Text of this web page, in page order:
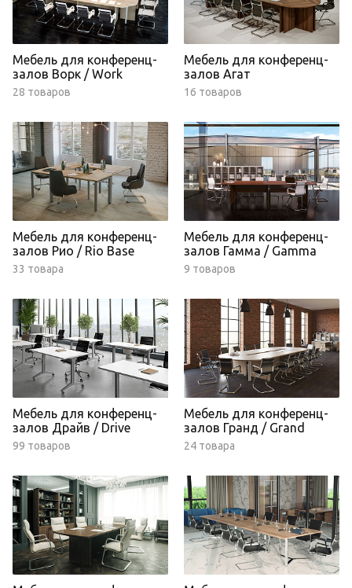
Мебель для конференц-
залов Ворк / Work
28 товаров
Мебель для конференц-
залов Агат
16 товаров
Мебель для конференц-
залов Рио / Rio Base
33 товара
Мебель для конференц-
залов Гамма / Gamma
9 товаров
Мебель для конференц-
залов Драйв / Drive
99 товаров
Мебель для конференц-
залов Гранд / Grand
24 товара